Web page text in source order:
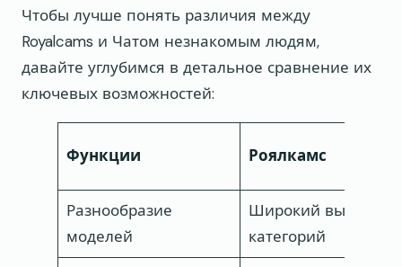
Чтобы лучше понять различия между
Royalcams и Чатом незнакомым людям,
давайте углубимся в детальное сравнение их
ключевых возможностей:
Функции Роялкамс
Разнообразие
моделей
Широкий выбор
категорий